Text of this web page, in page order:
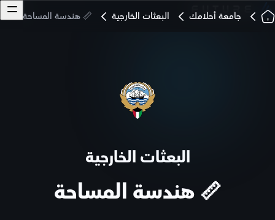
جامعة أحلامك البعثات الخارجية 📏 هندسة المساحة
البعثات الخارجية
📏 هندسة المساحة